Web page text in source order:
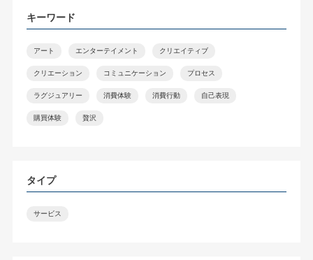
キーワード
アート エンターテイメント クリエイティブ
クリエーション コミュニケーション プロセス
ラグジュアリー 消費体験 消費行動 自己表現
購買体験 贅沢
タイプ
サービス